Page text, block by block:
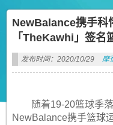
NewBalance携手科
「TheKawhi」签名
发布时间：2020/10/29 摩
随着19-20篮球季
NewBalance携手篮球